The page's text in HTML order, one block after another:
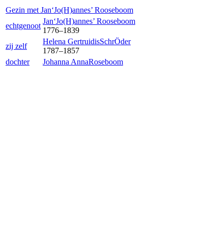
Gezin met Jan‘Jo(H)annes’ Rooseboom
echtgenoot
Jan‘Jo(H)annes’ Rooseboom
1776–1839
zij zelf
Helena GertruidisSchrÖder
1787–1857
dochter
Johanna AnnaRoseboom